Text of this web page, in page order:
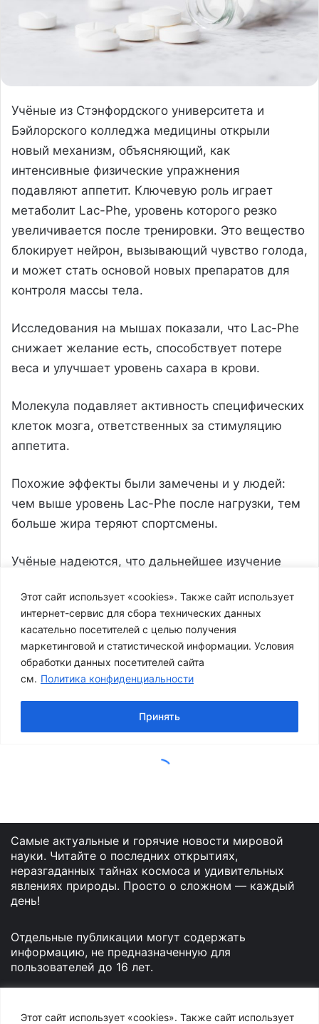
Этот сайт использует «cookies». Также сайт использует
Самые актуальные и горячие новости мировой
науки. Читайте о последних открытиях,
неразгаданных тайнах космоса и удивительных
явлениях природы. Просто о сложном — каждый
день!
Отдельные публикации могут содержать
информацию, не предназначенную для
пользователей до 16 лет.